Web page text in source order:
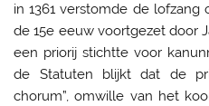
in 1361 verstomde de
de 15e eeuw voortgezet door
een priorij stichtte voor
de Statuten blijkt dat de
chorum”, omwille van het